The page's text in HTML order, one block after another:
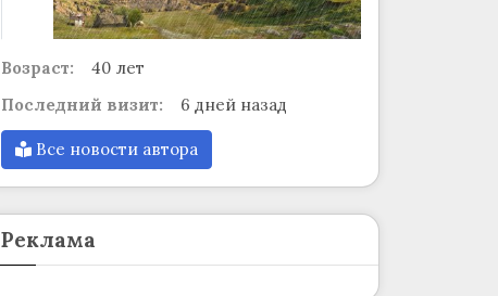
Возраст:
40 лет
Последний визит:
6 дней назад
Все новости автора
Реклама